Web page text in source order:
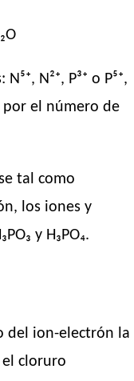
N²⁺, P³⁺ o P⁵⁺,
el número de
tal como
los iones y
y H₃PO₄.
del ion-electrón la
cloruro